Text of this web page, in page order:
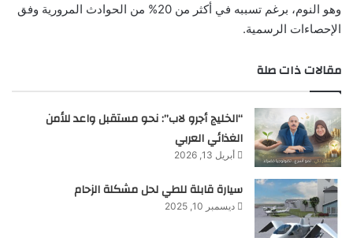
وهو النوم، برغم تسببه في أكثر من 20% من الحوادث المرورية وفق
الإحصاءات الرسمية.
مقالات ذات صلة
“الخليج أجرو لاب”: نحو مستقبل واعد للأمن
الغذائي العربي
أبريل 13, 2026
سيارة قابلة للطي لحل مشكلة الزحام
ديسمبر 10, 2025